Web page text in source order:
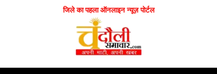
जिले का पहला ऑनलाइन न्यूज़ पोर्टल